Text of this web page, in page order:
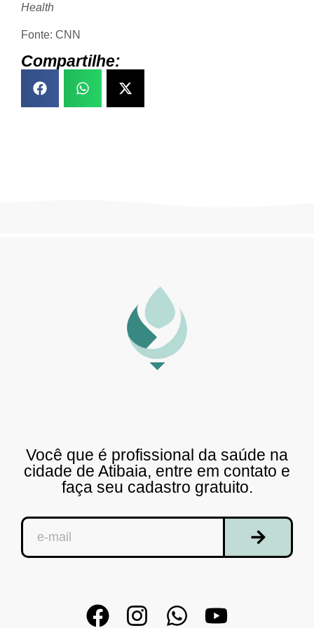
Health
Fonte: CNN
Compartilhe:
Você que é profissional da saúde na
cidade de Atibaia, entre em contato e
faça seu cadastro gratuito.